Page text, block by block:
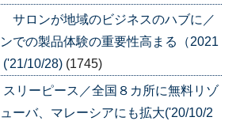
サロンが地域のビジネスのハブに／
での製品体験の重要性高まる（2021
10/28) (1745)
スリーピース／全国８カ所に無料リゾ
ーバ、マレーシアにも拡大('20/10/2